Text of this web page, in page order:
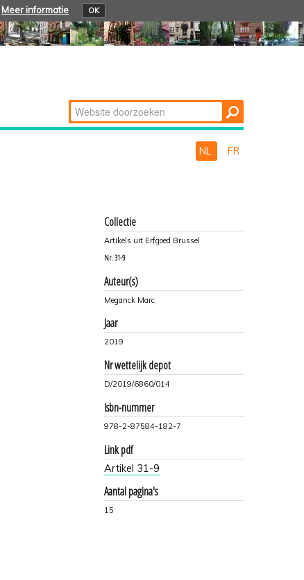
Meer informatie OK
Zoek
Geavanceerd
NL FR
Collectie
Artikels uit Erfgoed Brussel
Nr. 31-9
Auteur(s)
Meganck Marc
Jaar
2019
Nr wettelijk depot
D/2019/6860/014
Isbn-nummer
978-2-87584-182-7
Link pdf
Artikel 31-9
Aantal pagina's
15